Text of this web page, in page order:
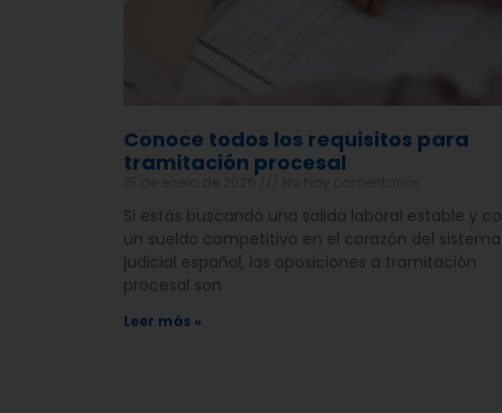
Conoce todos los requisitos para
tramitación procesal
Si estás buscando una salida laboral estable y
un sueldo competitivo en el corazón del sistema
judicial español, las oposiciones a tramitación
procesal son
Leer más »